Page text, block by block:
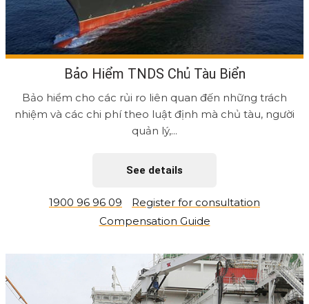
Bảo Hiểm TNDS Chủ Tàu Biển
Bảo hiểm cho các rủi ro liên quan đến những trách
nhiệm và các chi phí theo luật định mà chủ tàu, người
quản lý,...
See details
1900 96 96 09
Register for consultation
Compensation Guide